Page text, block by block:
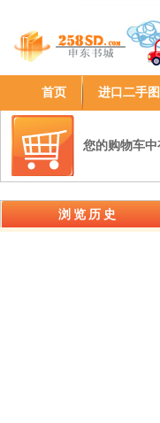
首页 进口二手
您的购物车中
浏览历史